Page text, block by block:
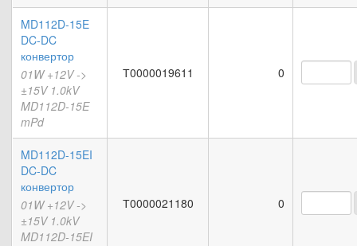
MD112D-15E
DC-DC
конвертор
01W +12V ->
±15V 1.0kV
MD112D-15E
mPd
Т0000019611 0
MD112D-15EI
DC-DC
конвертор
01W +12V ->
±15V 1.0kV
MD112D-15EI
Т0000021180 0